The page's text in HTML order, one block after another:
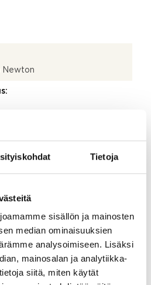
Tietoja
sisällön ja mainosten
median ominaisuuksien
analysoimiseen. Lisäksi
mainosalan ja analytiikka-
siitä, miten käytät
Newton
Oy